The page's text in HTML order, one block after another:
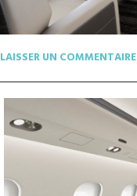
LAISSER UN COMMENTAIRE